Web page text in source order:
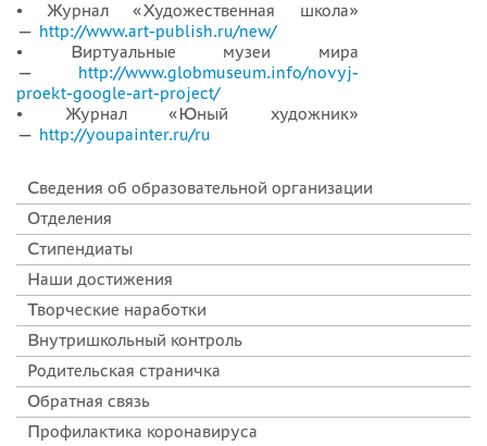
• Журнал «Художественная школа»
— http://www.art-publish.ru/new/
• Виртуальные музеи мира
— http://www.globmuseum.info/novyj-
proekt-google-art-project/
• Журнал «Юный художник»
— http://youpainter.ru/ru
Сведения об образовательной организации
Отделения
Стипендиаты
Наши достижения
Творческие наработки
Внутришкольный контроль
Родительская страничка
Обратная связь
Профилактика коронавируса